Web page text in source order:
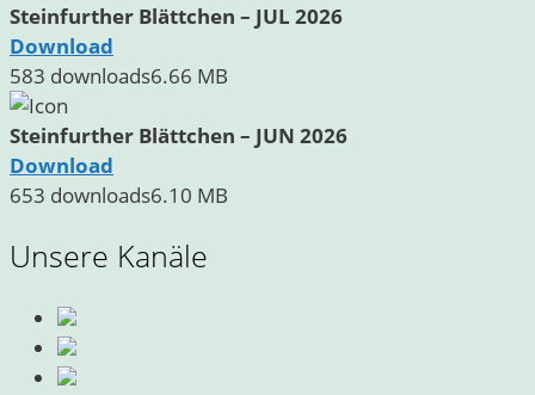
Steinfurther Blättchen – JUL 2026
Download
583 downloads6.66 MB
Steinfurther Blättchen – JUN 2026
Download
653 downloads6.10 MB
Unsere Kanäle